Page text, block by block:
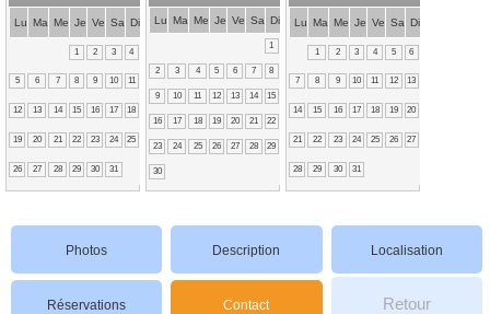
Lu Ma Me Je Ve Sa Di
1 2 3 4
5 6 7 8 9 10 11
12 13 14 15 16 17 18
19 20 21 22 23 24 25
26 27 28 29 30 31
Lu Ma Me Je Ve Sa Di
1
2 3 4 5 6 7 8
9 10 11 12 13 14 15
16 17 18 19 20 21 22
23 24 25 26 27 28 29
30
Lu Ma Me Je Ve Sa Di
1 2 3 4 5 6
7 8 9 10 11 12 13
14 15 16 17 18 19 20
21 22 23 24 25 26 27
28 29 30 31
Photos Description Localisation
Réservations Contact Retour